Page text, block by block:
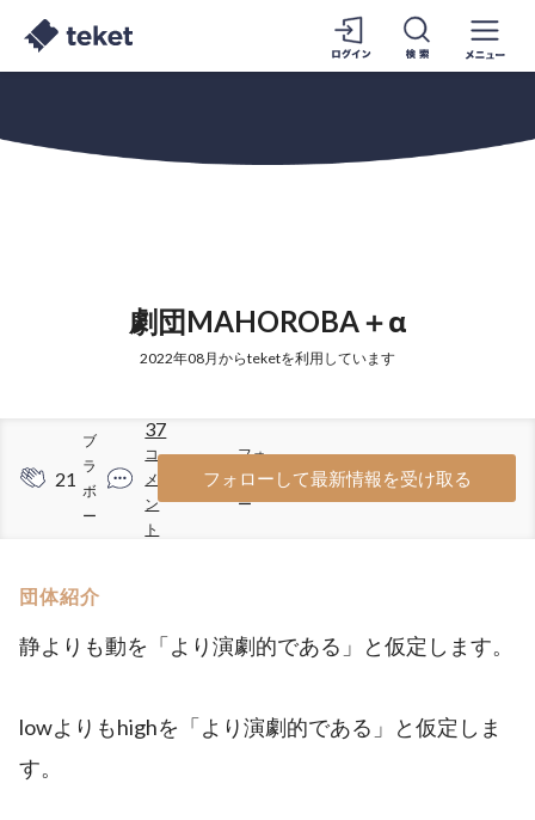
劇団MAHOROBA＋α
2022年08月からteketを利用しています
21
ブ
ラ
ボ
ー
37
コ
メ
ン
ト
90
フォ
ロワ
ー
フォローして最新情報を受け取る
団体紹介
静よりも動を「より演劇的である」と仮定します。
lowよりもhighを「より演劇的である」と仮定しま
す。